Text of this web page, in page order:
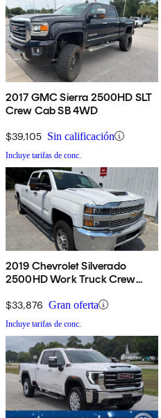
2017 GMC Sierra 2500HD SLT
Crew Cab SB 4WD
$39,105 Sin calificación
Incluye tarifas de conc.
2019 Chevrolet Silverado
2500HD Work Truck Crew
$33,876 Gran oferta
Incluye tarifas de conc.